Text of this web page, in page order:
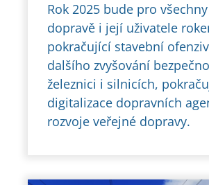
Rok 2025 bude pro
dopravě i její uživatele
pokračující stavební
dalšího zvyšování
železnici i silnicích,
digitalizace dopravních
rozvoje veřejné dopravy.